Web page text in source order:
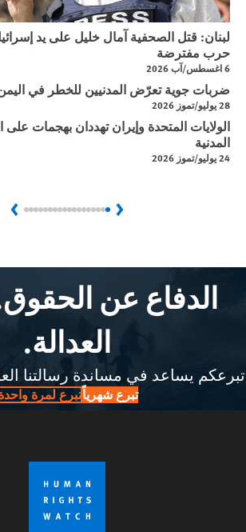
لبنان: قتل الصحفية آمال خليل على يد
حرب مفترضة
6 اغسطس/آب 2026
ضربات جوية تعرّض المدنيين للخطر في
28 يوليو/تموز 2026
الولايات المتحدة وإيران تهددان بهجمات على
المدنية
24 يوليو/تموز 2026
Previous
Next
الدفاع عن
العدالة.
تبرعكم يساعد في مساندة رسالتنا
تبرع شهرياًتبرع لمرة